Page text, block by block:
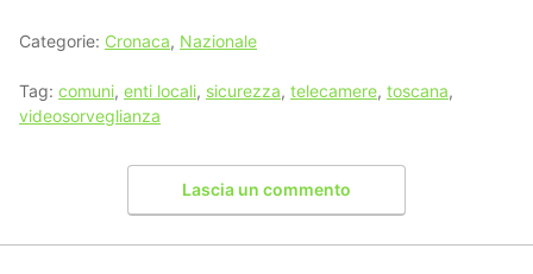
Categorie: Cronaca, Nazionale
Tag: comuni, enti locali, sicurezza, telecamere, toscana,
videosorveglianza
Lascia un commento